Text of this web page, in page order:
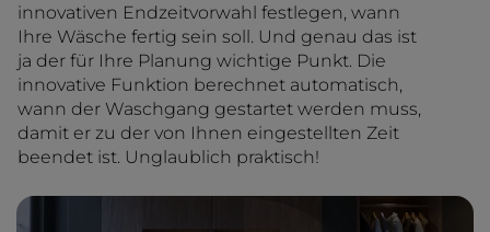
innovativen Endzeitvorwahl festlegen, wann
Ihre Wäsche fertig sein soll. Und genau das ist
ja der für Ihre Planung wichtige Punkt. Die
innovative Funktion berechnet automatisch,
wann der Waschgang gestartet werden muss,
damit er zu der von Ihnen eingestellten Zeit
beendet ist. Unglaublich praktisch!